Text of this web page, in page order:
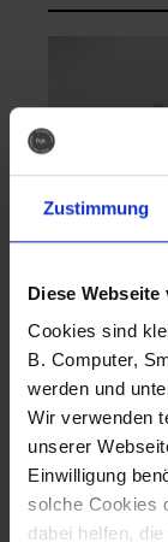
Zustimmung
Diese
Cookies sind
B. Computer,
werden und
Wir verwenden
unserer
Einwilligung
solche Cookies
dabei helfen,
Fotografo:
Sternbach
Download